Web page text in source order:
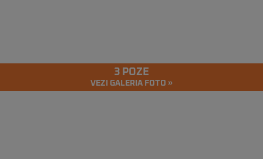
3 POZE
VEZI GALERIA FOTO »